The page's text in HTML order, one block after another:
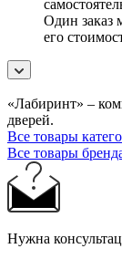
Один заказ
его
«Лабиринт» –
дверей.
Все товары
Все товары
Нужна